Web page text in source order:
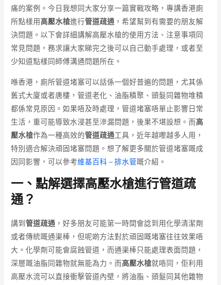
痛的案例。今日我想同大家分享一篇實戰攻略，專講香港廁
所點樣用 高壓水槍進行管道疏通 ，希望幫到有需要的朋友解
決問題。以下會詳細講解高壓水槍的使用方法、注意事項同
常見問題，務求讓大家睇完之後可以自己動手處理，或者至
少知道點樣同師傅溝通問題所在。
喺香港，廁所管道堵塞可以話係一個好普遍的問題，尤其係
舊式大廈或者唐樓，管道老化、油脂積聚、頭髮同雜物堆積
都係常見原因。如果唔及時處理，管道堵塞唔單止影響日常
生活，重可能導致水浸甚至滲漏問題，後果不堪設想。而高
壓水槍作為一種高效的管道疏通工具，近年越嚟越多人用，
特別適合解決頑固堵塞問題。想了解更多關於管道堵塞嘅成
因同影響，可以參考維基百科 – 排水管嘅介紹。
一、點解選擇高壓水槍進行管道疏
通？
講到管道疏通 ，好多朋友可能第一時間會諗到用化學清潔劑
或者傳統嘅通渠棒，但呢啲方法對於頑固嘅堵塞往往效果唔
大。化學劑可能會腐蝕管道，而通渠棒只能處理表面問題，
深層嘅油脂同雜物就無能為力。而高壓水槍就唔同，佢利用
高壓水流可以直接衝擊管道內壁，將油脂、頭髮同其他雜物